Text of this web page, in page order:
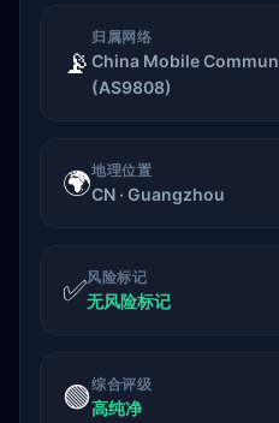
📡
归属网络
China Mobile
(AS9808)
🌍地理位置
CN · Guangzhou
✅风险标记
无风险标记
🟢综合评级
高纯净